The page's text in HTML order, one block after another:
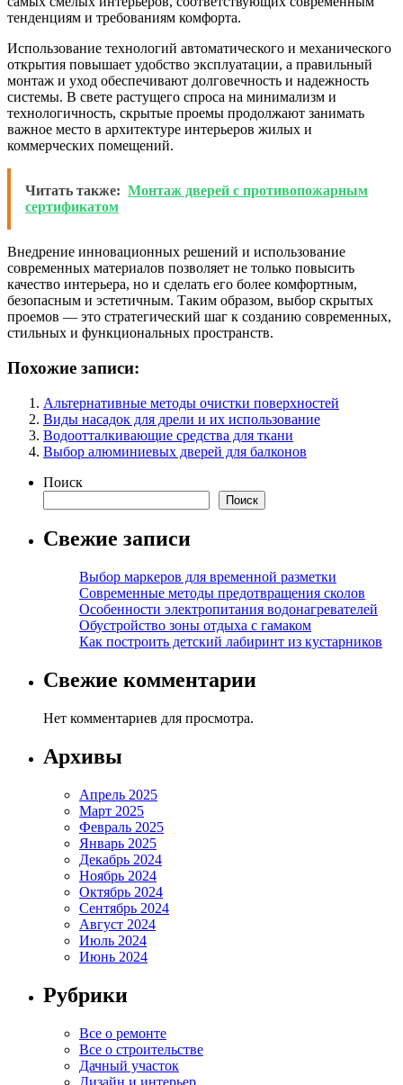
тенденциям и требованиям комфорта.
Использование технологий автоматического и механического
открытия повышает удобство эксплуатации, а правильный
монтаж и уход обеспечивают долговечность и надежность
системы. В свете растущего спроса на минимализм и
технологичность, скрытые проемы продолжают занимать
важное место в архитектуре интерьеров жилых и
коммерческих помещений.
Читать также: Монтаж дверей с противопожарным
сертификатом
Внедрение инновационных решений и использование
современных материалов позволяет не только повысить
качество интерьера, но и сделать его более комфортным,
безопасным и эстетичным. Таким образом, выбор скрытых
проемов — это стратегический шаг к созданию современных,
стильных и функциональных пространств.
Похожие записи:
Альтернативные методы очистки поверхностей
Виды насадок для дрели и их использование
Водоотталкивающие средства для ткани
Выбор алюминиевых дверей для балконов
Поиск
Поиск
Свежие записи
Выбор маркеров для временной разметки
Современные методы предотвращения сколов
Особенности электропитания водонагревателей
Обустройство зоны отдыха с гамаком
Как построить детский лабиринт из кустарников
Свежие комментарии
Нет комментариев для просмотра.
Архивы
Апрель 2025
Март 2025
Февраль 2025
Январь 2025
Декабрь 2024
Ноябрь 2024
Октябрь 2024
Сентябрь 2024
Август 2024
Июль 2024
Июнь 2024
Рубрики
Все о ремонте
Все о строительстве
Дачный участок
Дизайн и интерьер